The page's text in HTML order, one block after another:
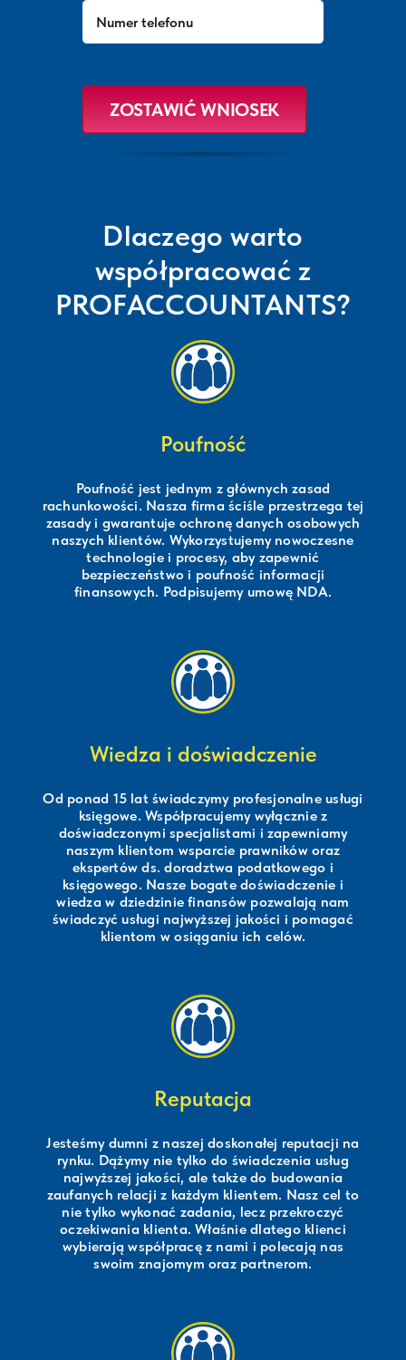
Dlaczego warto
współpracować z
PROFACCOUNTANTS?
Poufność
Poufność jest jednym z głównych zasad
rachunkowości. Nasza firma ściśle przestrzega tej
zasady i gwarantuje ochronę danych osobowych
naszych klientów. Wykorzystujemy nowoczesne
technologie i procesy, aby zapewnić
bezpieczeństwo i poufność informacji
finansowych. Podpisujemy umowę NDA.
Wiedza i doświadczenie
Od ponad 15 lat świadczymy profesjonalne usługi
księgowe. Współpracujemy wyłącznie z
doświadczonymi specjalistami i zapewniamy
naszym klientom wsparcie prawników oraz
ekspertów ds. doradztwa podatkowego i
księgowego. Nasze bogate doświadczenie i
wiedza w dziedzinie finansów pozwalają nam
świadczyć usługi najwyższej jakości i pomagać
klientom w osiąganiu ich celów.
Reputacja
Jesteśmy dumni z naszej doskonałej reputacji na
rynku. Dążymy nie tylko do świadczenia usług
najwyższej jakości, ale także do budowania
zaufanych relacji z każdym klientem. Nasz cel to
nie tylko wykonać zadania, lecz przekroczyć
oczekiwania klienta. Właśnie dlatego klienci
wybierają współpracę z nami i polecają nas
swoim znajomym oraz partnerom.